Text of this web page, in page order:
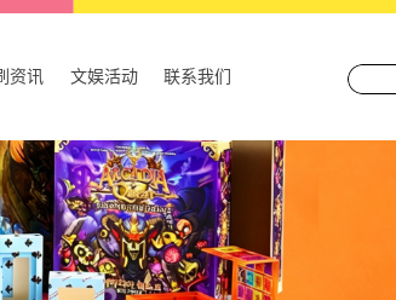
资讯
新闻
资讯
资讯
文娱活动 联系我们